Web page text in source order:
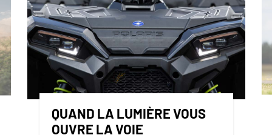
QUAND LA LUMIÈRE VOUS
OUVRE LA VOIE